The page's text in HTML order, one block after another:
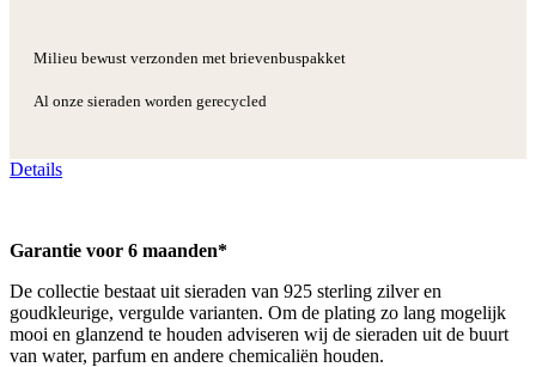
Milieu bewust verzonden met brievenbuspakket
Al onze sieraden worden gerecycled
Details
Garantie voor 6 maanden*
De collectie bestaat uit sieraden van 925 sterling zilver en
goudkleurige, vergulde varianten. Om de plating zo lang mogelijk
mooi en glanzend te houden adviseren wij de sieraden uit de buurt
van water, parfum en andere chemicaliën houden.